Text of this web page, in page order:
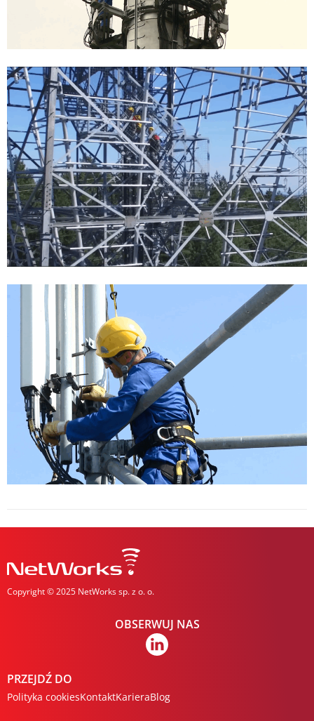
Copyright © 2025 NetWorks sp. z o. o.
OBSERWUJ NAS
PRZEJDŹ DO
Polityka cookiesKontaktKarieraBlog